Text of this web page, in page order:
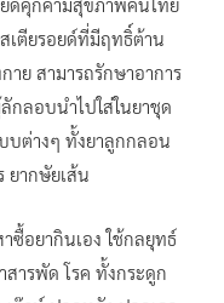
เตียรอยด์ที่มีฤทธิ์ต้าน
ย สามารถรักษาอาการ
กลอบนำไปใส่ในยาชุด
บต่างๆ ทั้งยาลูกกลอน
ยากษัยเส้น
ซื้อยากินเอง ใช้กลยุทธ์
ารพัด โรค ทั้งกระดูก